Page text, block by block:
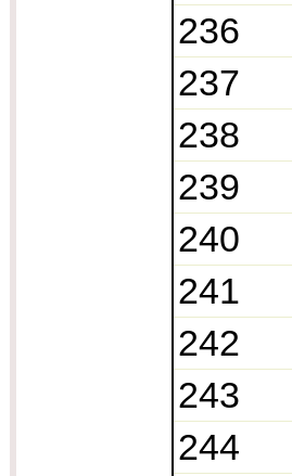
236
237
238
239
240
241
242
243
244